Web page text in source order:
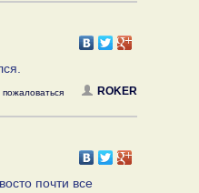
ROKER
пожаловаться
почти все